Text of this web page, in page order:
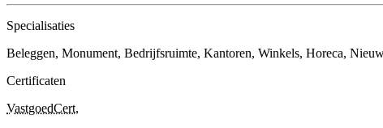
Specialisaties
Beleggen, Monument, Bedrijfsruimte, Kantoren, Winkels, Horeca,
Certificaten
VastgoedCert,